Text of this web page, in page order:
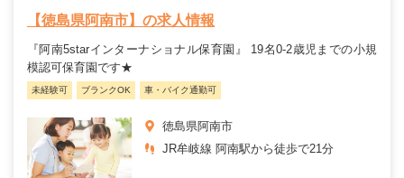
【徳島県阿南市】の求人情報
『阿南5starインターナショナル保育園』 19名0-2歳児までの小規
模認可保育園です★
未経験可 ブランクOK 車・バイク通勤可
徳島県阿南市
JR牟岐線 阿南駅から徒歩で21分